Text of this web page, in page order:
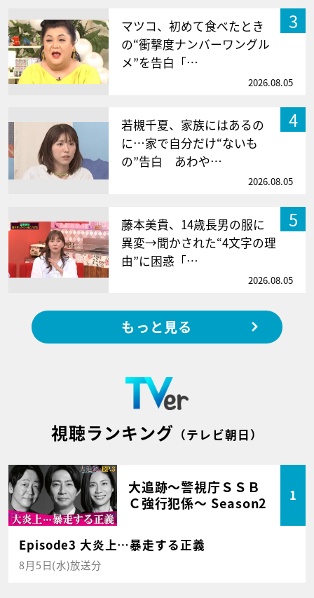
3
マツコ、初めて食べたとき
の“衝撃度ナンバーワングル
メ”を告白「…
2026.08.05
4
若槻千夏、家族にはあるの
に…家で自分だけ“ないも
の”告白 あわや…
2026.08.05
5
藤本美貴、14歳長男の服に
異変→聞かされた“4文字の理
由”に困惑「…
2026.08.05
もっと見る
視聴ランキング （テレビ朝日）
大追跡～警視庁ＳＳＢ
Ｃ強行犯係～ Season2
1
Episode3 大炎上…暴走する正義
8月5日(水)放送分